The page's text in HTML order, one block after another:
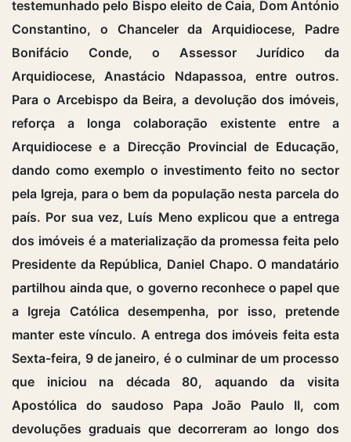
testemunhado pelo Bispo eleito de Caia, Dom António
Constantino, o Chanceler da Arquidiocese, Padre
Bonifácio Conde, o Assessor Jurídico da
Arquidiocese, Anastácio Ndapassoa, entre outros.
Para o Arcebispo da Beira, a devolução dos imóveis,
reforça a longa colaboração existente entre a
Arquidiocese e a Direcção Provincial de Educação,
dando como exemplo o investimento feito no sector
pela Igreja, para o bem da população nesta parcela do
país. Por sua vez, Luís Meno explicou que a entrega
dos imóveis é a materialização da promessa feita pelo
Presidente da República, Daniel Chapo. O mandatário
partilhou ainda que, o governo reconhece o papel que
a Igreja Católica desempenha, por isso, pretende
manter este vínculo. A entrega dos imóveis feita esta
Sexta-feira, 9 de janeiro, é o culminar de um processo
que iniciou na década 80, aquando da visita
Apostólica do saudoso Papa João Paulo II, com
devoluções graduais que decorreram ao longo dos